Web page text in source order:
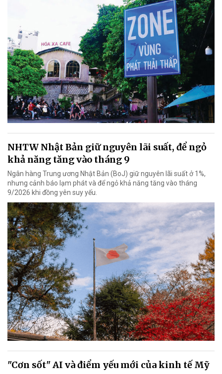
NHTW Nhật Bản giữ nguyên lãi suất, để ngỏ
khả năng tăng vào tháng 9
Ngân hàng Trung ương Nhật Bản (BoJ) giữ nguyên lãi suất ở 1%,
nhưng cảnh báo lạm phát và để ngỏ khả năng tăng vào tháng
9/2026 khi đồng yên suy yếu.
"Cơn sốt" AI và điểm yếu mới của kinh tế Mỹ